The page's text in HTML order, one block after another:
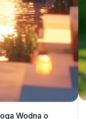
Wodna o